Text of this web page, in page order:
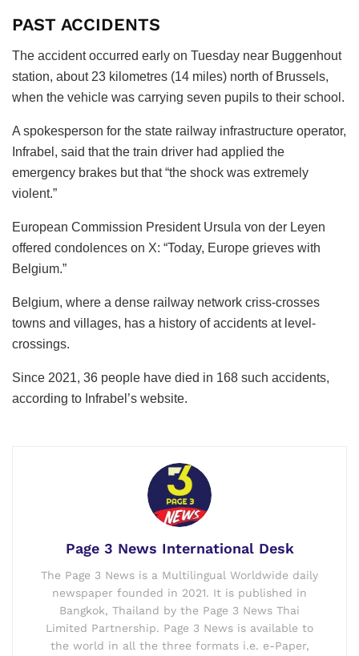
PAST ACCIDENTS
The accident occurred early on Tuesday near Buggenhout
station, about 23 kilometres (14 miles) north of Brussels,
when the vehicle was carrying seven pupils to their school.
A spokesperson for the state railway infrastructure operator,
Infrabel, said that the train driver had applied the
emergency brakes but that “the shock was extremely
violent.”
European Commission President Ursula von der Leyen
offered condolences on X: “Today, Europe grieves with
Belgium.”
Belgium, where a dense railway network criss-crosses
towns and villages, has a history of accidents at level-
crossings.
Since 2021, 36 people have died in 168 such accidents,
according to Infrabel’s website.
Page 3 News International Desk
The Page 3 News is a Multilingual Worldwide daily
newspaper founded in 2021. It is published in
Bangkok, Thailand by the Page 3 News Thai
Limited Partnership. Page 3 News is available to
the world in all the three formats i.e. e-Paper,